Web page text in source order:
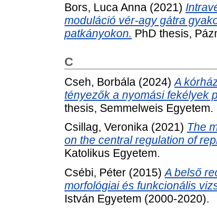
Bors, Luca Anna (2021)
moduláció vér-agy gátra
patkányokon. PhD thesis,
C
Cseh, Borbála (2024)A
tényezők a nyomási fekélyek
thesis, Semmelweis Egyetem.
Csillag, Veronika (2021) The
on the central regulation of
Katolikus Egyetem.
Csébi, Péter (2015)A belső
morfológiai és funkcionális
István Egyetem (2000-2020).